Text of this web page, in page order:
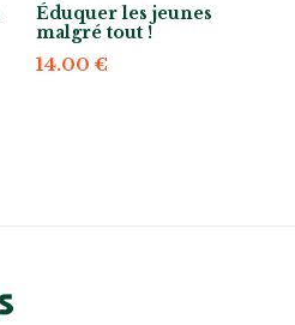
Éduquer les jeunes
malgré tout !
14.00 €